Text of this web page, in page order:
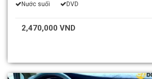
Nước suối DVD
2,470,000 VND